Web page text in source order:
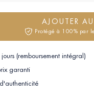
AJOUTER
Protégé à 100% par
(remboursement intégral)
garanti